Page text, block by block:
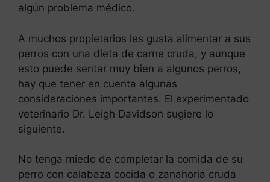
algún problema médico.
A muchos propietarios les gusta alimentar a sus
perros con una dieta de carne cruda, y aunque
esto puede sentar muy bien a algunos perros,
hay que tener en cuenta algunas
consideraciones importantes. El experimentado
veterinario Dr. Leigh Davidson sugiere lo
siguiente.
No tenga miedo de completar la comida de su
perro con calabaza cocida o zanahoria cruda